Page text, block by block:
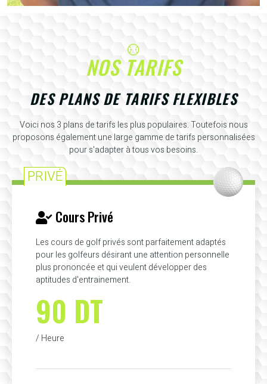
NOS TARIFS
DES PLANS DE TARIFS FLEXIBLES
Voici nos 3 plans de tarifs les plus populaires. Toutefois nous
proposons également une large gamme de tarifs personnalisées
pour s'adapter à tous vos besoins.
PRIVÉ
Cours Privé
Les cours de golf privés sont parfaitement adaptés
pour les golfeurs désirant une attention personnelle
plus prononcée et qui veulent développer des
aptitudes d'entrainement.
90 DT
/ Heure